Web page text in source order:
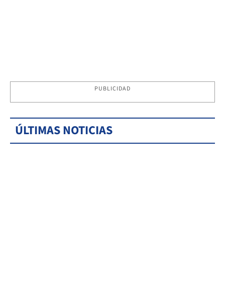
PUBLICIDAD
ÚLTIMAS NOTICIAS